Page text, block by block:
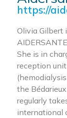
https://
Olivia Gilbert
She is in
reception
the
regularly
international